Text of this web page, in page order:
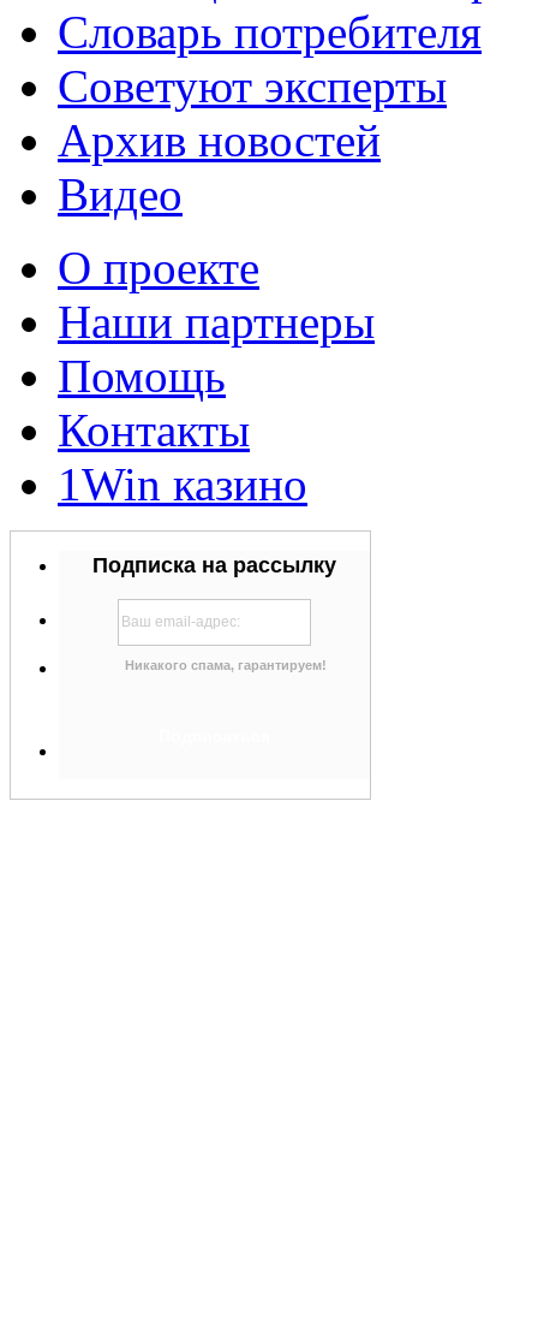
Словарь потребителя
Советуют эксперты
Архив новостей
Видео
О проекте
Наши партнеры
Помощь
Контакты
1Win казино
Подписка на рассылку
Никакого спама, гарантируем!